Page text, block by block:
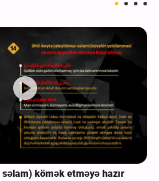
kömək etməyə hazır